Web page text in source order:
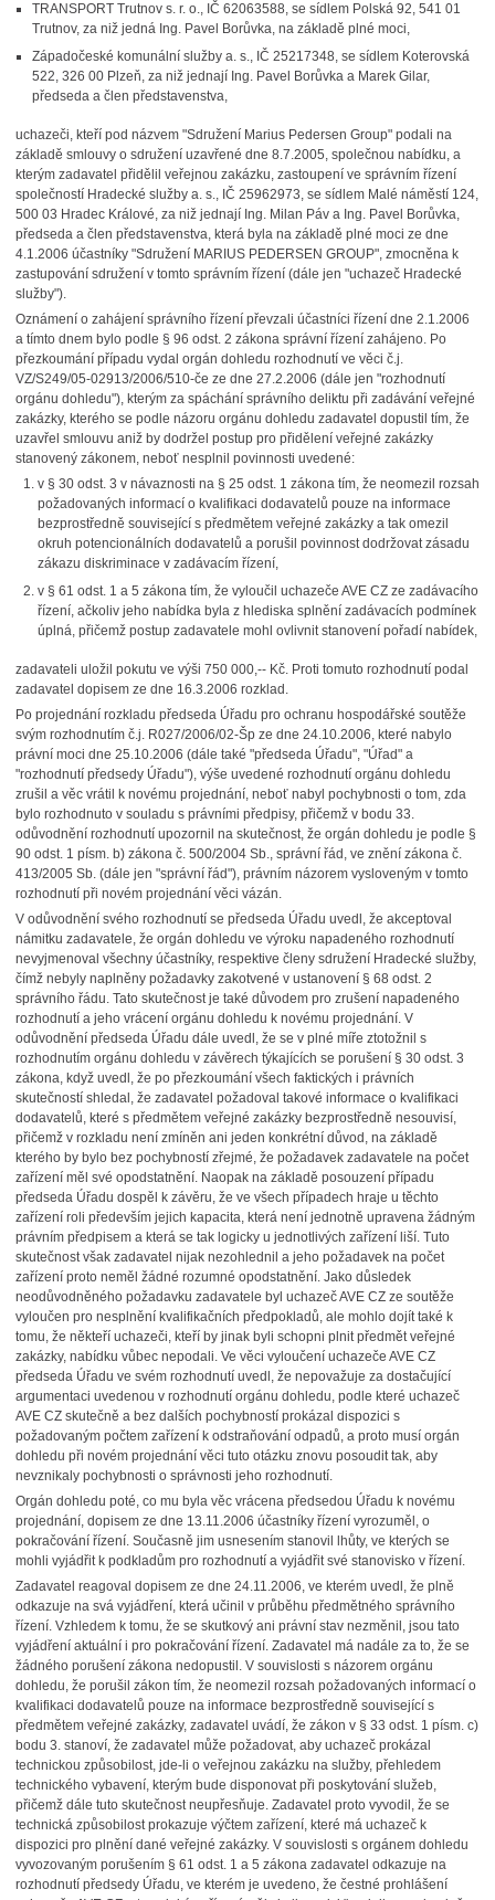
TRANSPORT Trutnov s. r. o., IČ 62063588, se sídlem Polská 92, 541 01
Trutnov, za niž jedná Ing. Pavel Borůvka, na základě plné moci,
Západočeské komunální služby a. s., IČ 25217348, se sídlem Koterovská
522, 326 00 Plzeň, za niž jednají Ing. Pavel Borůvka a Marek Gilar,
předseda a člen představenstva,
uchazeči, kteří pod názvem "Sdružení Marius Pedersen Group" podali na
základě smlouvy o sdružení uzavřené dne 8.7.2005, společnou nabídku, a
kterým zadavatel přidělil veřejnou zakázku, zastoupení ve správním řízení
společností Hradecké služby a. s., IČ 25962973, se sídlem Malé náměstí 124,
500 03 Hradec Králové, za niž jednají Ing. Milan Páv a Ing. Pavel Borůvka,
předseda a člen představenstva, která byla na základě plné moci ze dne
4.1.2006 účastníky "Sdružení MARIUS PEDERSEN GROUP", zmocněna k
zastupování sdružení v tomto správním řízení (dále jen "uchazeč Hradecké
služby").
Oznámení o zahájení správního řízení převzali účastníci řízení dne 2.1.2006
a tímto dnem bylo podle § 96 odst. 2 zákona správní řízení zahájeno. Po
přezkoumání případu vydal orgán dohledu rozhodnutí ve věci č.j.
VZ/S249/05-02913/2006/510-če ze dne 27.2.2006 (dále jen "rozhodnutí
orgánu dohledu"), kterým za spáchání správního deliktu při zadávání veřejné
zakázky, kterého se podle názoru orgánu dohledu zadavatel dopustil tím, že
uzavřel smlouvu aniž by dodržel postup pro přidělení veřejné zakázky
stanovený zákonem, neboť nesplnil povinnosti uvedené:
v § 30 odst. 3 v návaznosti na § 25 odst. 1 zákona tím, že neomezil rozsah
požadovaných informací o kvalifikaci dodavatelů pouze na informace
bezprostředně související s předmětem veřejné zakázky a tak omezil
okruh potencionálních dodavatelů a porušil povinnost dodržovat zásadu
zákazu diskriminace v zadávacím řízení,
v § 61 odst. 1 a 5 zákona tím, že vyloučil uchazeče AVE CZ ze zadávacího
řízení, ačkoliv jeho nabídka byla z hlediska splnění zadávacích podmínek
úplná, přičemž postup zadavatele mohl ovlivnit stanovení pořadí nabídek,
zadavateli uložil pokutu ve výši 750 000,-- Kč. Proti tomuto rozhodnutí podal
zadavatel dopisem ze dne 16.3.2006 rozklad.
Po projednání rozkladu předseda Úřadu pro ochranu hospodářské soutěže
svým rozhodnutím č.j. R027/2006/02-Šp ze dne 24.10.2006, které nabylo
právní moci dne 25.10.2006 (dále také "předseda Úřadu", "Úřad" a
"rozhodnutí předsedy Úřadu"), výše uvedené rozhodnutí orgánu dohledu
zrušil a věc vrátil k novému projednání, neboť nabyl pochybnosti o tom, zda
bylo rozhodnuto v souladu s právními předpisy, přičemž v bodu 33.
odůvodnění rozhodnutí upozornil na skutečnost, že orgán dohledu je podle §
90 odst. 1 písm. b) zákona č. 500/2004 Sb., správní řád, ve znění zákona č.
413/2005 Sb. (dále jen "správní řád"), právním názorem vysloveným v tomto
rozhodnutí při novém projednání věci vázán.
V odůvodnění svého rozhodnutí se předseda Úřadu uvedl, že akceptoval
námitku zadavatele, že orgán dohledu ve výroku napadeného rozhodnutí
nevyjmenoval všechny účastníky, respektive členy sdružení Hradecké služby,
čímž nebyly naplněny požadavky zakotvené v ustanovení § 68 odst. 2
správního řádu. Tato skutečnost je také důvodem pro zrušení napadeného
rozhodnutí a jeho vrácení orgánu dohledu k novému projednání. V
odůvodnění předseda Úřadu dále uvedl, že se v plné míře ztotožnil s
rozhodnutím orgánu dohledu v závěrech týkajících se porušení § 30 odst. 3
zákona, když uvedl, že po přezkoumání všech faktických i právních
skutečností shledal, že zadavatel požadoval takové informace o kvalifikaci
dodavatelů, které s předmětem veřejné zakázky bezprostředně nesouvisí,
přičemž v rozkladu není zmíněn ani jeden konkrétní důvod, na základě
kterého by bylo bez pochybností zřejmé, že požadavek zadavatele na počet
zařízení měl své opodstatnění. Naopak na základě posouzení případu
předseda Úřadu dospěl k závěru, že ve všech případech hraje u těchto
zařízení roli především jejich kapacita, která není jednotně upravena žádným
právním předpisem a která se tak logicky u jednotlivých zařízení liší. Tuto
skutečnost však zadavatel nijak nezohlednil a jeho požadavek na počet
zařízení proto neměl žádné rozumné opodstatnění. Jako důsledek
neodůvodněného požadavku zadavatele byl uchazeč AVE CZ ze soutěže
vyloučen pro nesplnění kvalifikačních předpokladů, ale mohlo dojít také k
tomu, že někteří uchazeči, kteří by jinak byli schopni plnit předmět veřejné
zakázky, nabídku vůbec nepodali. Ve věci vyloučení uchazeče AVE CZ
předseda Úřadu ve svém rozhodnutí uvedl, že nepovažuje za dostačující
argumentaci uvedenou v rozhodnutí orgánu dohledu, podle které uchazeč
AVE CZ skutečně a bez dalších pochybností prokázal dispozici s
požadovaným počtem zařízení k odstraňování odpadů, a proto musí orgán
dohledu při novém projednání věci tuto otázku znovu posoudit tak, aby
nevznikaly pochybnosti o správnosti jeho rozhodnutí.
Orgán dohledu poté, co mu byla věc vrácena předsedou Úřadu k novému
projednání, dopisem ze dne 13.11.2006 účastníky řízení vyrozuměl, o
pokračování řízení. Současně jim usnesením stanovil lhůty, ve kterých se
mohli vyjádřit k podkladům pro rozhodnutí a vyjádřit své stanovisko v řízení.
Zadavatel reagoval dopisem ze dne 24.11.2006, ve kterém uvedl, že plně
odkazuje na svá vyjádření, která učinil v průběhu předmětného správního
řízení. Vzhledem k tomu, že se skutkový ani právní stav nezměnil, jsou tato
vyjádření aktuální i pro pokračování řízení. Zadavatel má nadále za to, že se
žádného porušení zákona nedopustil. V souvislosti s názorem orgánu
dohledu, že porušil zákon tím, že neomezil rozsah požadovaných informací o
kvalifikaci dodavatelů pouze na informace bezprostředně související s
předmětem veřejné zakázky, zadavatel uvádí, že zákon v § 33 odst. 1 písm. c)
bodu 3. stanoví, že zadavatel může požadovat, aby uchazeč prokázal
technickou způsobilost, jde-li o veřejnou zakázku na služby, přehledem
technického vybavení, kterým bude disponovat při poskytování služeb,
přičemž dále tuto skutečnost neupřesňuje. Zadavatel proto vyvodil, že se
technická způsobilost prokazuje výčtem zařízení, které má uchazeč k
dispozici pro plnění dané veřejné zakázky. V souvislosti s orgánem dohledu
vyvozovaným porušením § 61 odst. 1 a 5 zákona zadavatel odkazuje na
rozhodnutí předsedy Úřadu, ve kterém je uvedeno, že čestné prohlášení